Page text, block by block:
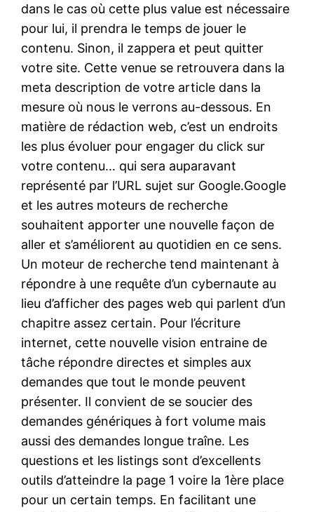
dans le cas où cette plus value est nécessaire
pour lui, il prendra le temps de jouer le
contenu. Sinon, il zappera et peut quitter
votre site. Cette venue se retrouvera dans la
meta description de votre article dans la
mesure où nous le verrons au-dessous. En
matière de rédaction web, c’est un endroits
les plus évoluer pour engager du click sur
votre contenu… qui sera auparavant
représenté par l’URL sujet sur Google.Google
et les autres moteurs de recherche
souhaitent apporter une nouvelle façon de
aller et s’améliorent au quotidien en ce sens.
Un moteur de recherche tend maintenant à
répondre à une requête d’un cybernaute au
lieu d’afficher des pages web qui parlent d’un
chapitre assez certain. Pour l’écriture
internet, cette nouvelle vision entraine de
tâche répondre directes et simples aux
demandes que tout le monde peuvent
présenter. Il convient de se soucier des
demandes génériques à fort volume mais
aussi des demandes longue traîne. Les
questions et les listings sont d’excellents
outils d’atteindre la page 1 voire la 1ère place
pour un certain temps. En facilitant une